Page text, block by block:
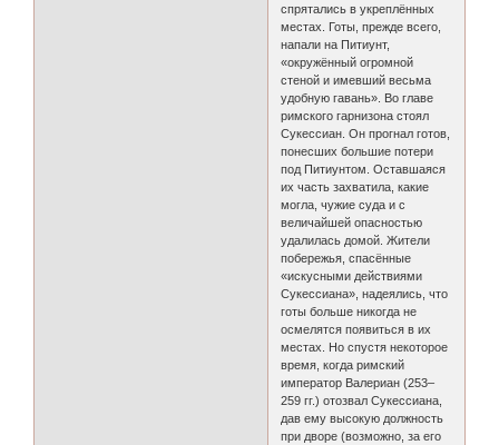
спрятались в укреплённых
местах. Готы, прежде всего,
напали на Питиунт,
«окружённый огромной
стеной и имевший весьма
удобную гавань». Во главе
римского гарнизона стоял
Сукессиан. Он прогнал готов,
понесших большие потери
под Питиунтом. Оставшаяся
их часть захватила, какие
могла, чужие суда и с
величайшей опасностью
удалилась домой. Жители
побережья, спасённые
«искусными действиями
Сукессиана», надеялись, что
готы больше никогда не
осмелятся появиться в их
местах. Но спустя некоторое
время, когда римский
император Валериан (253–
259 гг.) отозвал Сукессиана,
дав ему высокую должность
при дворе (возможно, за его